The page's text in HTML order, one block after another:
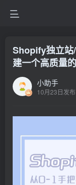
Shopify独立站
建一个高质量
小助手
10月23日发布